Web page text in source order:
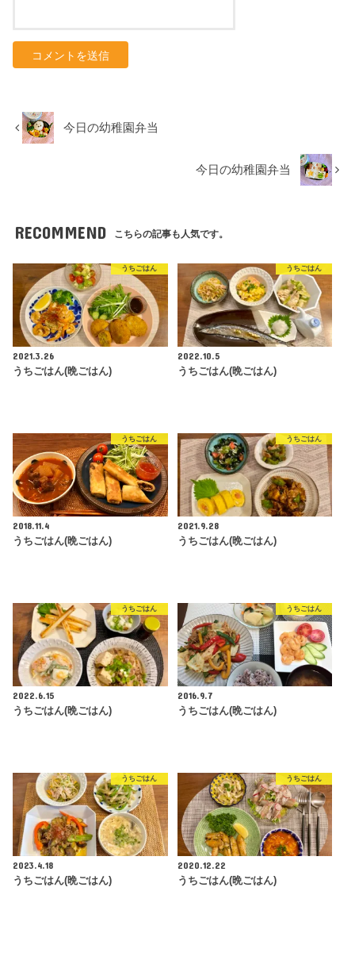
今日の幼稚園弁当
今日の幼稚園弁当
RECOMMEND こちらの記事も人気です。
うちごはん
2021.3.26
うちごはん(晩ごはん)
うちごはん
2022.10.5
うちごはん(晩ごはん)
うちごはん
2018.11.4
うちごはん(晩ごはん)
うちごはん
2021.9.28
うちごはん(晩ごはん)
うちごはん
2022.6.15
うちごはん(晩ごはん)
うちごはん
2016.9.7
うちごはん(晩ごはん)
うちごはん
2023.4.18
うちごはん(晩ごはん)
うちごはん
2020.12.22
うちごはん(晩ごはん)